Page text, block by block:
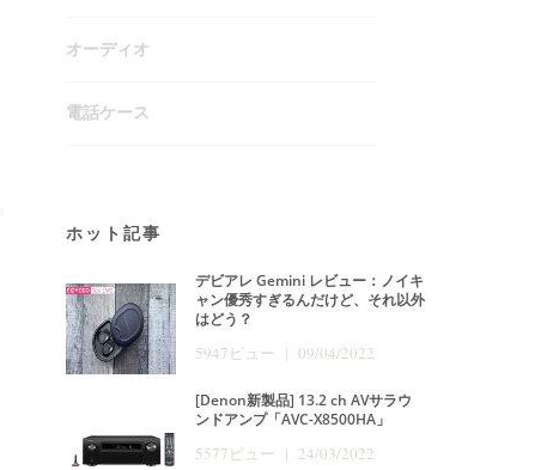
オーディオ
電話ケース
ホット記事
デビアレ Gemini レビュー：ノイキ
ャン優秀すぎるんだけど、それ以外
はどう？
5947ビュー | 09/04/2022
[Denon新製品] 13.2 ch AVサラウ
ンドアンプ「AVC-X8500HA」
5577ビュー | 24/03/2022